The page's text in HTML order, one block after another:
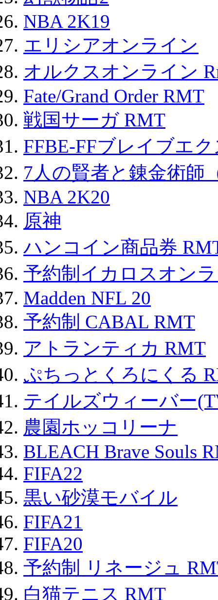
NBA 2K19
エリシアオンライン
オルクスオンライン
Fate/Grand Order RMT
戦国サーガ RMT
FFBE-FFブレイブエ
7人の賢者と錬金術師
NBA 2K20
原神
ハンコイン商品券
予約制イカロスオン
Madden NFL 20
予約制 CABAL RMT
アトランティカ RMT
ぷちっとくろにくる
テイルズウィーバー
農園ホッコリーナ
BLEACH Brave Souls
FIFA22
黒い砂漠モバイル
FIFA21
FIFA20
予約制 リネージュ
白猫テニス RMT